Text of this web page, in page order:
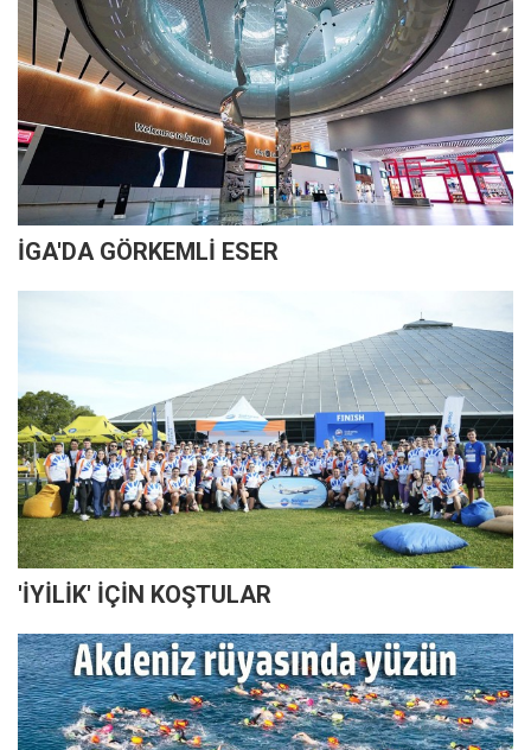
İGA'DA GÖRKEMLİ ESER
'İYİLİK' İÇİN KOŞTULAR